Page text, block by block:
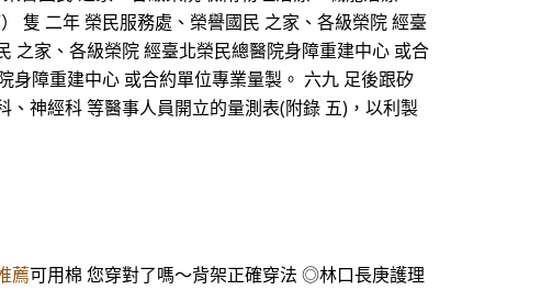
隻 二年 榮民服務處、榮譽國民 之家、各級榮院 經臺
之家、各級榮院 經臺北榮民總醫院身障重建中心 或合
身障重建中心 或合約單位專業量製。 六九 足後跟矽
神經科 等醫事人員開立的量測表(附錄 五)，以利製
薦可用棉 您穿對了嗎～背架正確穿法 ◎林口長庚護理